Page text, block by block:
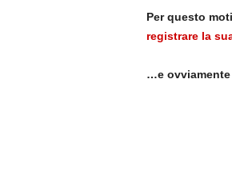
Per questo
registrare la
…e